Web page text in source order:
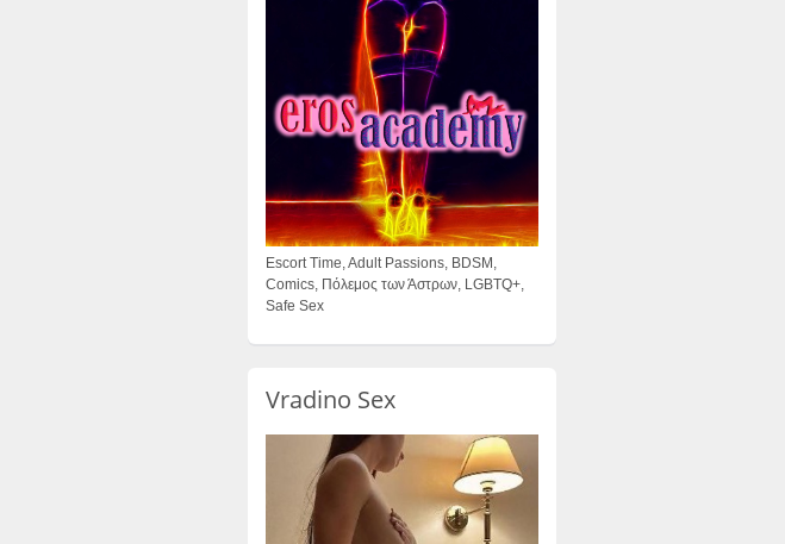
Escort Time, Adult Passions, BDSM,
Comics, Πόλεμος των Άστρων, LGBTQ+,
Safe Sex
Vradino Sex